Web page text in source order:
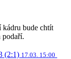
bude chtít
podaří.
(2:1) 17.03. 15:00